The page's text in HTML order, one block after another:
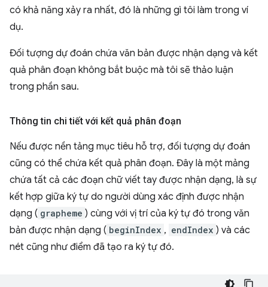
có khả năng xảy ra nhất, đó là những gì tôi làm trong ví
dụ.
Đối tượng dự đoán chứa văn bản được nhận dạng và kết
quả phân đoạn không bắt buộc mà tôi sẽ thảo luận
trong phần sau.
Thông tin chi tiết với kết quả phân đoạn
Nếu được nền tảng mục tiêu hỗ trợ, đối tượng dự đoán
cũng có thể chứa kết quả phân đoạn. Đây là một mảng
chứa tất cả các đoạn chữ viết tay được nhận dạng, là sự
kết hợp giữa ký tự do người dùng xác định được nhận
dạng ( grapheme ) cùng với vị trí của ký tự đó trong văn
bản được nhận dạng ( beginIndex , endIndex ) và các
nét cũng như điểm đã tạo ra ký tự đó.